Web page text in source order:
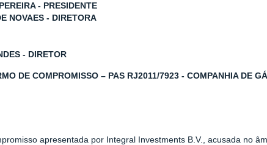
- PRESIDENTE
NOVAES - DIRETORA
- DIRETOR
DE COMPROMISSO – PAS RJ2011/7923 - COMPANHIA DE
apresentada por Integral Investments B.V., acusada no